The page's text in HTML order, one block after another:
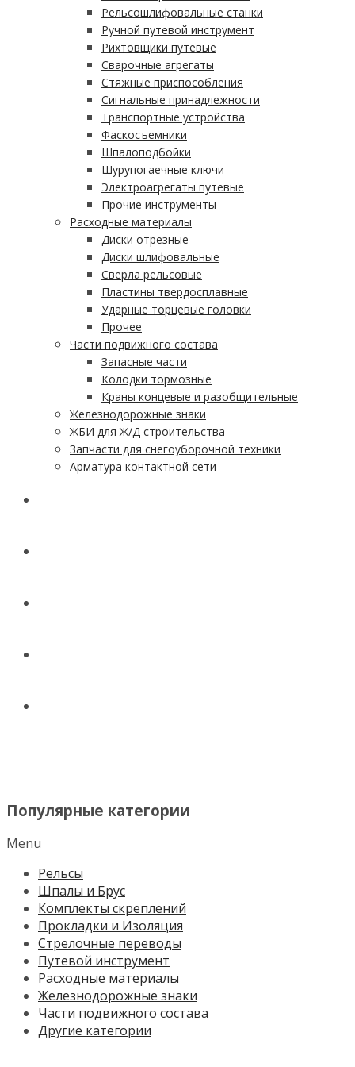
Рельсошлифовальные станки
Ручной путевой инструмент
Рихтовщики путевые
Сварочные агрегаты
Стяжные приспособления
Сигнальные принадлежности
Транспортные устройства
Фаскосъемники
Шпалоподбойки
Шурупогаечные ключи
Электроагрегаты путевые
Прочие инструменты
Расходные материалы
Диски отрезные
Диски шлифовальные
Сверла рельсовые
Пластины твердосплавные
Ударные торцевые головки
Прочее
Части подвижного состава
Запасные части
Колодки тормозные
Краны концевые и разобщительные
Железнодорожные знаки
ЖБИ для Ж/Д строительства
Запчасти для снегоуборочной техники
Арматура контактной сети
Популярные категории
Menu
Рельсы
Шпалы и Брус
Комплекты скреплений
Прокладки и Изоляция
Стрелочные переводы
Путевой инструмент
Расходные материалы
Железнодорожные знаки
Части подвижного состава
Другие категории